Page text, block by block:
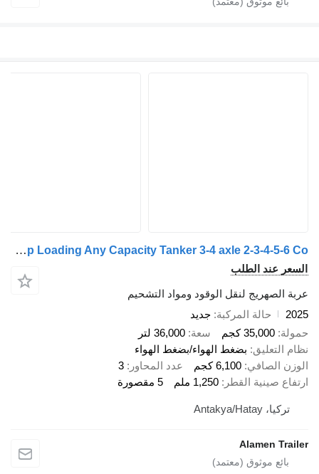
Alamen Trailer Bottom and Top Loading Any Capacity Tanker 3-4 axle 2-3-4-5-6 Co
السعر عند الطلب
عربة الصهريج لنقل الوقود ومواد التشحيم
2025
حالة المركبة جديد
حمولة 35,000 كجم سعة 36,000 لتر
نظام التعليق
بضغط الهواء/بضغط الهواء
الوزن الصافي 6,100 كجم عدد المحاور
3
ارتفاع صينية القطر
1,250 ملم 5 مقصورة
تركيا، Antakya/Hatay
Alamen Trailer